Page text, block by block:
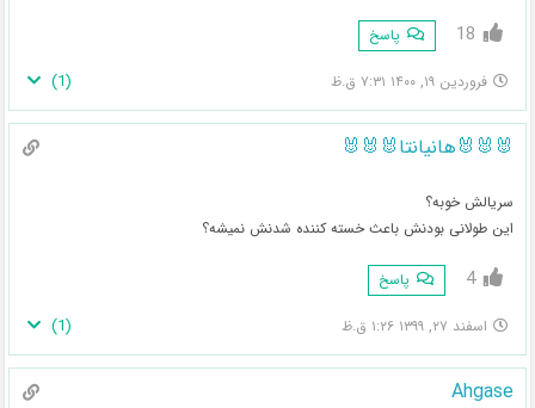
18 پاسخ
فروردین ۱۹, ۱۴۰۰ ۷:۳۱ ق.ظ (
1
)
🐰🐰🐰هانیانتا🐰🐰🐰
سریالش خوبه؟
این طولانی بودنش باعث خسته کننده شدنش نمیشه؟
4 پاسخ
اسفند ۲۷, ۱۳۹۹ ۱:۲۶ ق.ظ (
1
)
Ahgase